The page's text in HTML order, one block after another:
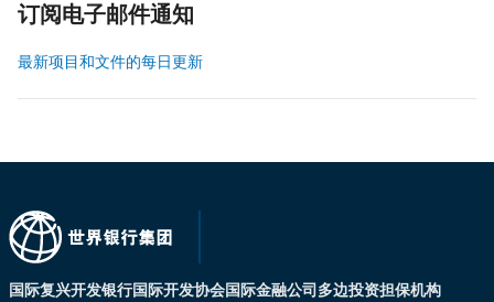
订阅电子邮件通知
最新项目和文件的每日更新
国际复兴开发银行国际开发协会国际金融公司多边投资担保机构